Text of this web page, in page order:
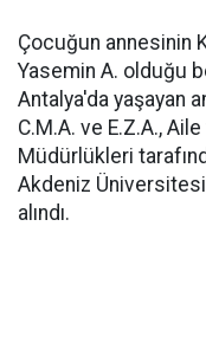
Çocuğun annesinin
Yasemin A. olduğu
Antalya'da yaşayan
C.M.A. ve E.Z.A.,
Müdürlükleri
Akdeniz
alındı.